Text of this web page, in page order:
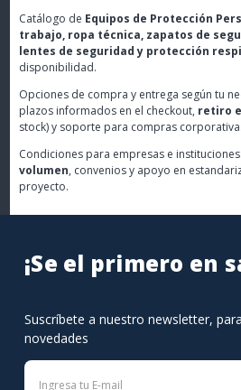
Catálogo de Equipos de Protección
trabajo, ropa técnica, zapatos de
lentes de seguridad y protección
disponibilidad.
Opciones de compra y entrega según tu
plazos informados en el checkout, retiro
stock) y soporte para compras
Condiciones para empresas e instituciones:
volumen, convenios y apoyo en
proyecto.
¡Se el primero en
Suscríbete a nuestro newsletter,
novedades